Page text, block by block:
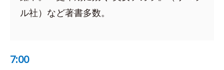
ル社）など著書多数。
7:00